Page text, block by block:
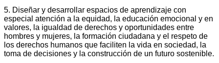
5. Diseñar y desarrollar espacios de aprendizaje con
especial atención a la equidad, la educación emocional y en
valores, la igualdad de derechos y oportunidades entre
hombres y mujeres, la formación ciudadana y el respeto de
los derechos humanos que faciliten la vida en sociedad, la
toma de decisiones y la construcción de un futuro sostenible.